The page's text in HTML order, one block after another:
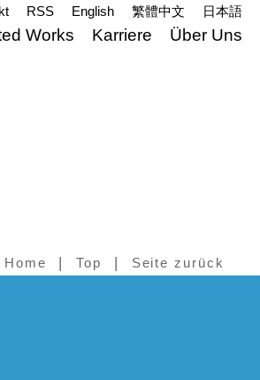
RSS English 繁體中文 日本語
Works Karriere Über Uns
|Top | Seite zurück